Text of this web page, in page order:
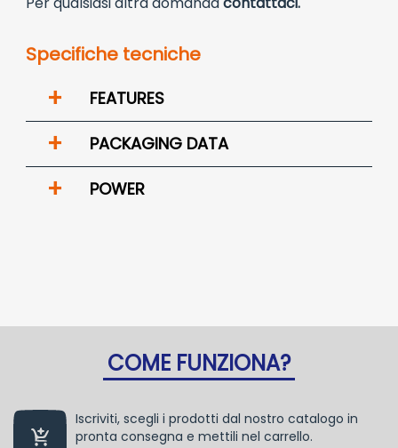
Specifiche tecniche
+ FEATURES
+ PACKAGING DATA
+ POWER
COME FUNZIONA?
Iscriviti, scegli i prodotti dal nostro catalogo in
pronta consegna e mettili nel carrello.